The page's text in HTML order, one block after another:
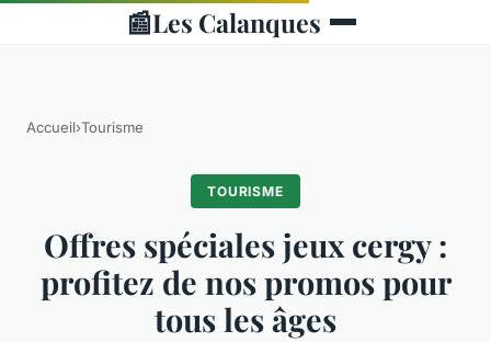
📰Les Calanques
Accueil›Tourisme
TOURISME
Offres spéciales jeux cergy :
profitez de nos promos pour
tous les âges